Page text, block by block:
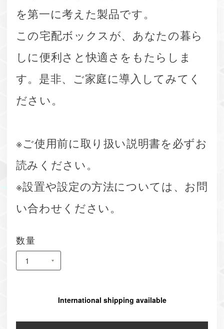
を第一に考えた製品です。
この宅配ボックスが、あなたの暮ら
しに便利さと快適さをもたらしま
す。是非、ご家庭に導入してみてく
ださい。
※ご使用前に取り扱い説明書を必ずお
読みください。
※設置や設定の方法については、お問
い合わせください。
数量
International shipping available